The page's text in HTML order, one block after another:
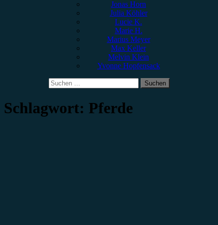
Jonas Horn
Julia Köhler
Lucie K.
Marie H.
Marius Meyer
Max Keller
Melvin Klein
Yvonne Hopfensack
Suchen
nach:
Schlagwort: Pferde